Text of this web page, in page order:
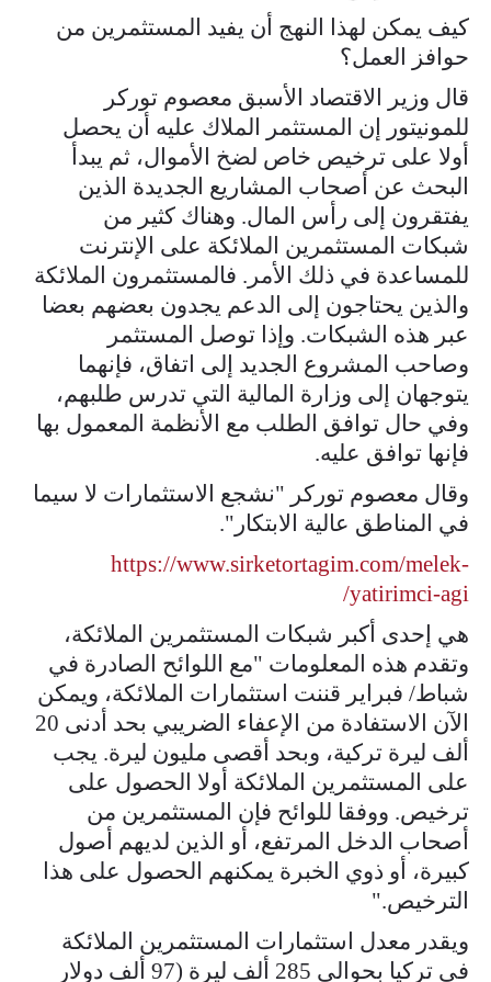
كيف يمكن لهذا النهج أن يفيد المستثمرين من
حوافز العمل؟
قال وزير الاقتصاد الأسبق معصوم توركر
للمونيتور إن المستثمر الملاك عليه أن يحصل
أولا على ترخيص خاص لضخ الأموال، ثم يبدأ
البحث عن أصحاب المشاريع الجديدة الذين
يفتقرون إلى رأس المال. وهناك كثير من
شبكات المستثمرين الملائكة على الإنترنت
للمساعدة في ذلك الأمر. فالمستثمرون الملائكة
والذين يحتاجون إلى الدعم يجدون بعضهم بعضا
عبر هذه الشبكات. وإذا توصل المستثمر
وصاحب المشروع الجديد إلى اتفاق، فإنهما
يتوجهان إلى وزارة المالية التي تدرس طلبهم،
وفي حال توافق الطلب مع الأنظمة المعمول بها
فإنها توافق عليه.
وقال معصوم توركر "نشجع الاستثمارات لا سيما
في المناطق عالية الابتكار".
https://www.sirketortagim.com/melek-
yatirimci-agi/
هي إحدى أكبر شبكات المستثمرين الملائكة،
وتقدم هذه المعلومات "مع اللوائح الصادرة في
شباط/ فبراير قننت استثمارات الملائكة، ويمكن
الآن الاستفادة من الإعفاء الضريبي بحد أدنى 20
ألف ليرة تركية، وبحد أقصى مليون ليرة. يجب
على المستثمرين الملائكة أولا الحصول على
ترخيص. ووفقا للوائح فإن المستثمرين من
أصحاب الدخل المرتفع، أو الذين لديهم أصول
كبيرة، أو ذوي الخبرة يمكنهم الحصول على هذا
الترخيص."
ويقدر معدل استثمارات المستثمرين الملائكة
في تركيا بحوالي 285 ألف ليرة (97 ألف دولار